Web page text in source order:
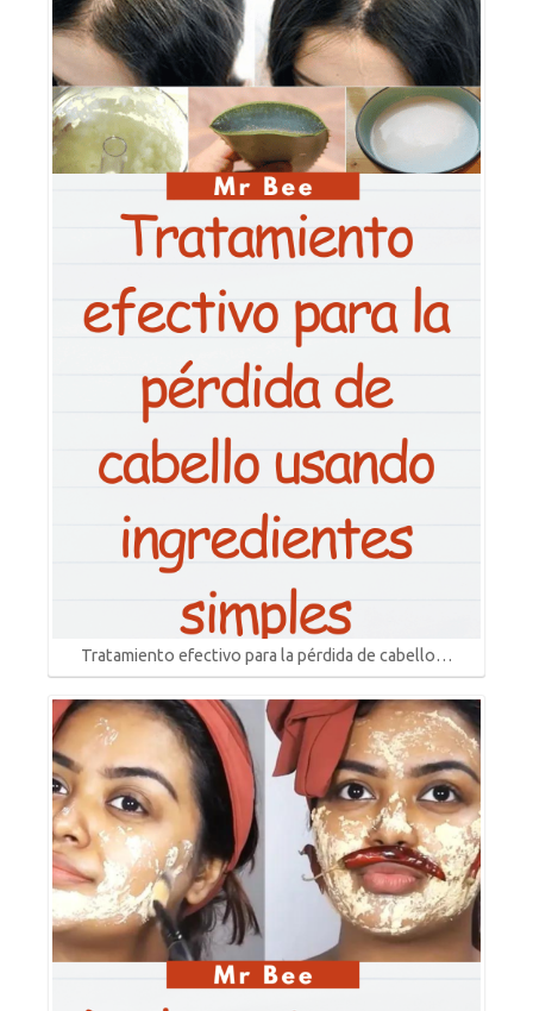
Tratamiento efectivo para la pérdida de cabello…